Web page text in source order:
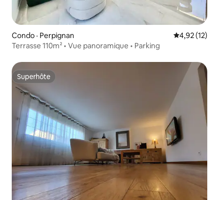
Condo · Perpignan Note
4,92 (12)
Terrasse 110m² • Vue panoramique • Parking
Superhôte
Superhôte